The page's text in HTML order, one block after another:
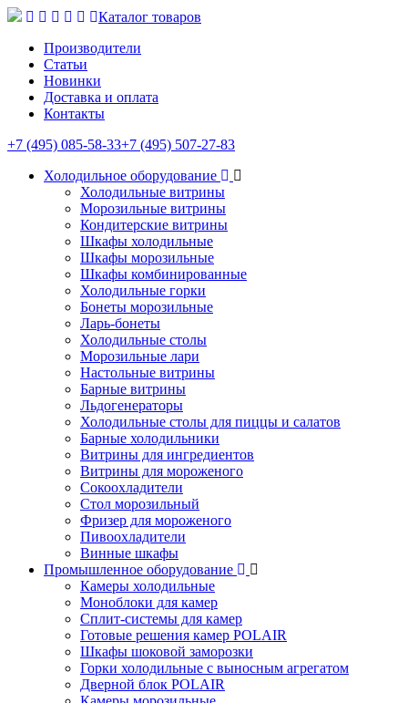
Каталог товаров
Производители
Статьи
Новинки
Доставка и оплата
Контакты
+7 (495) 085-58-33+7 (495) 507-27-83
Холодильное оборудование
Холодильные витрины
Морозильные витрины
Кондитерские витрины
Шкафы холодильные
Шкафы морозильные
Шкафы комбинированные
Холодильные горки
Бонеты морозильные
Ларь-бонеты
Холодильные столы
Морозильные лари
Настольные витрины
Барные витрины
Льдогенераторы
Холодильные столы для пиццы и салатов
Барные холодильники
Витрины для ингредиентов
Витрины для мороженого
Сокоохладители
Стол морозильный
Фризер для мороженого
Пивоохладители
Винные шкафы
Промышленное оборудование
Камеры холодильные
Моноблоки для камер
Сплит-системы для камер
Готовые решения камер POLAIR
Шкафы шоковой заморозки
Горки холодильные с выносным агрегатом
Дверной блок POLAIR